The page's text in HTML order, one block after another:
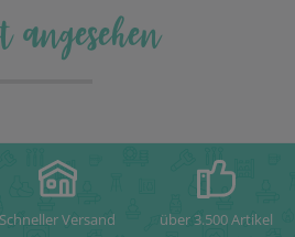
angesehen
Schneller Versand über 3.500 Artikel